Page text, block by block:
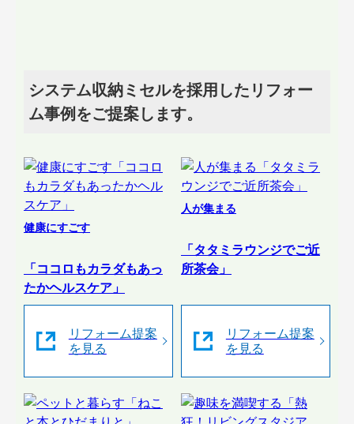
システム収納ミセルを採用したリフォー
ム事例をご提案します。
健康にすごす
「ココロもカラダもあっ
たかヘルスケア」
リフォーム提案
を見る
人が集まる
「タタミラウンジでご近
所茶会」
リフォーム提案
を見る